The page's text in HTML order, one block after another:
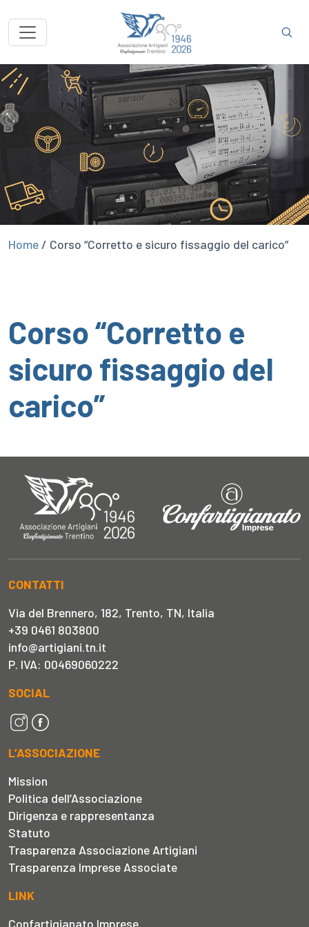
Home / Corso “Corretto e sicuro fissaggio del carico”
Corso “Corretto e
sicuro fissaggio del
carico”
CONTATTI
Via del Brennero, 182, Trento, TN, Italia
+39 0461 803800
info@artigiani.tn.it
P. IVA: 00469060222
SOCIAL
L’ASSOCIAZIONE
Mission
Politica dell’Associazione
Dirigenza e rappresentanza
Statuto
Trasparenza Associazione Artigiani
Trasparenza Imprese Associate
LINK
Confartigianato Imprese